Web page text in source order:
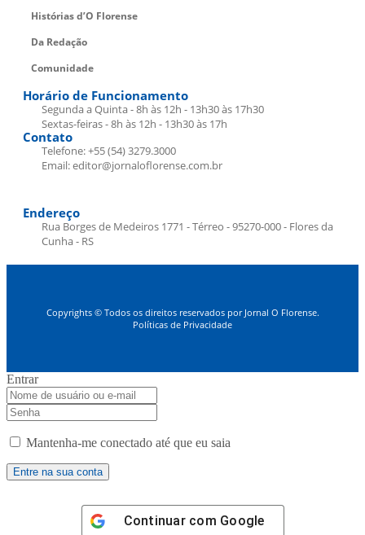
Histórias d’O Florense
Da Redação
Comunidade
Horário de Funcionamento
Segunda a Quinta - 8h às 12h - 13h30 às 17h30
Sextas-feiras - 8h às 12h - 13h30 às 17h
Contato
Telefone: +55 (54) 3279.3000
Email: editor@jornaloflorense.com.br
Endereço
Rua Borges de Medeiros 1771 - Térreo - 95270-000 - Flores da
Cunha - RS
Copyrights © Todos os direitos reservados por Jornal O Florense.
Políticas de Privacidade
Entrar
Mantenha-me conectado até que eu saia
Continuar com Google